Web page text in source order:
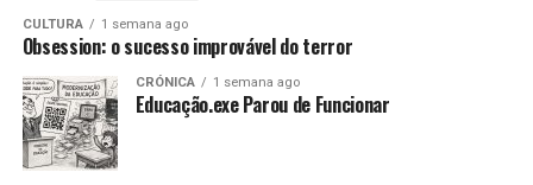
CULTURA 1 semana ago
Obsession: o sucesso improvável do terror
CRÓNICA 1 semana ago
Educação.exe Parou de Funcionar